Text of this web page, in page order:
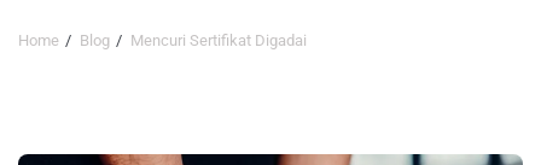
Home Blog Mencuri Sertifikat Digadai